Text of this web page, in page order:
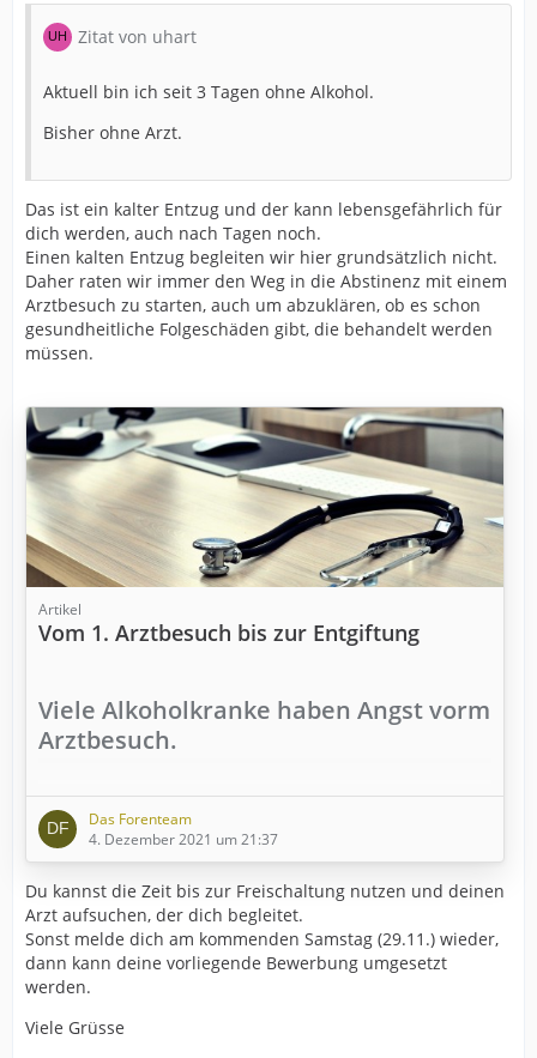
Zitat von uhart
Aktuell bin ich seit 3 Tagen ohne Alkohol.
Bisher ohne Arzt.
Das ist ein kalter Entzug und der kann lebensgefährlich für
dich werden, auch nach Tagen noch.
Einen kalten Entzug begleiten wir hier grundsätzlich nicht.
Daher raten wir immer den Weg in die Abstinenz mit einem
Arztbesuch zu starten, auch um abzuklären, ob es schon
gesundheitliche Folgeschäden gibt, die behandelt werden
müssen.
Artikel
Vom 1. Arztbesuch bis zur Entgiftung
Viele Alkoholkranke haben Angst vorm
Arztbesuch.
Andere denken, der Arztbesuch sei überflüssig,
weil sie ja keine richtigen Alkoholiker sind und
alles im Griff haben.
Manche schämen sich.
Andere schätzen ihre körperliche Situation völlig
falsch ein.
Und andere wollen daheim im stillen Kämmerlein
den Alkohol weglassen, damit "es" niemand
mitbekommt.
Es werden sooo viele Gründe genannt, nicht zum Arzt
Das Forenteam
4. Dezember 2021 um 21:37
Du kannst die Zeit bis zur Freischaltung nutzen und deinen
Arzt aufsuchen, der dich begleitet.
Sonst melde dich am kommenden Samstag (29.11.) wieder,
dann kann deine vorliegende Bewerbung umgesetzt
werden.
Viele Grüsse